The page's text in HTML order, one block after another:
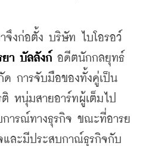
งก่อตั้ง บริษัท ไบโอรอว์
ยา บัลลังก์ อดีตนักกลยุทธ์
การจับมือของทั้งคู่เป็น
หนุ่มสายอาร์ทผู้เต็มไป
การณ์ทางธุรกิจ ขณะที่อารย
และมีประสบกาณ์ธุรกิจกับ